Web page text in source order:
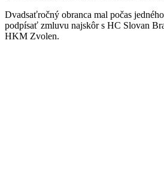
Dvadsaťročný obranca mal počas
podpísať zmluvu najskôr s HC Slovan
HKM Zvolen.